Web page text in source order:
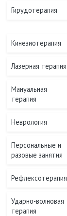
Гирудотерапия
Кинезиотерапия
Лазерная терапия
Мануальная
терапия
Неврология
Персональные и
разовые занятия
Рефлексотерапия
Ударно-волновая
терапия